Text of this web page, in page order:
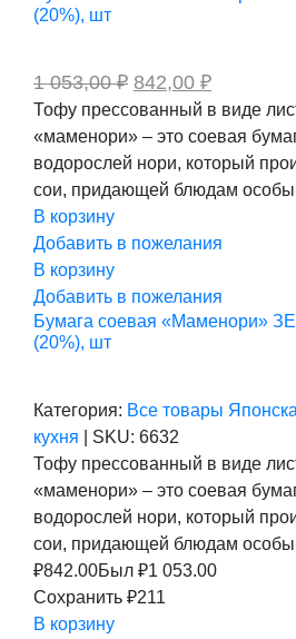
(20%), шт
1 053,00₽ Первоначальная
цена
составляла
1
053,00 ₽.
842,00 ₽Текущая
цена:
842,00 ₽.
Тофу прессованный в виде
«маменори» – это соевая
водорослей нори, который
сои, придающей блюдам
В корзину
Добавить в пожелания
В корзину
Добавить в пожелания
Бумага соевая «Маменори»
(20%), шт
Категория: Все товары
кухня
SKU: 6632
Тофу прессованный в виде
«маменори» – это соевая
водорослей нори, который
сои, придающей блюдам
₽842.00Был ₽1 053.00
Сохранить ₽211
В корзину